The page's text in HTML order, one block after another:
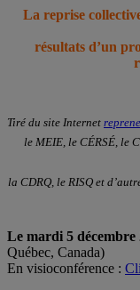
La reprise
résultats d’un
Tiré du site Internet
le MEIE, le CÉRSÉ, le
la CDRQ, le RISQ et
Le mardi 5 décembre
Québec, Canada)
En visioconférence :